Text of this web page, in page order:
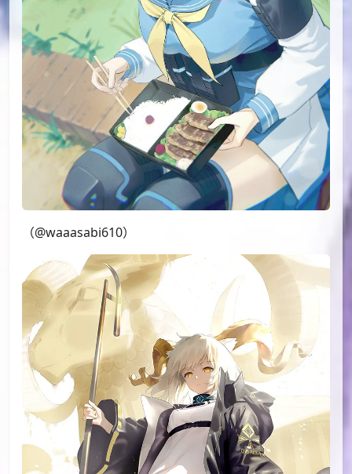
PID[77135175]_标题[落書き]